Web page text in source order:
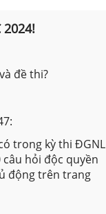
2024!
đề thi?
trong kỳ thi ĐGNL
hỏi độc quyền
động trên trang